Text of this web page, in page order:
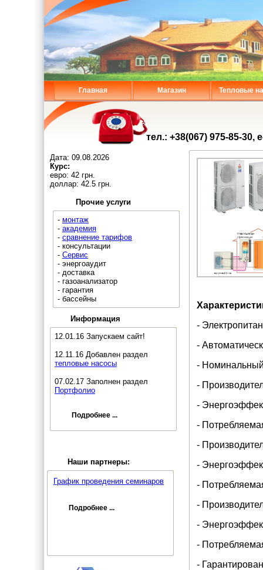
Главная Магазин Тепловые
тел.: +38(067) 975-85-30,
Дата: 09.08.2026
Курс:
евро: 42 грн.
доллар: 42.5 грн.
Прочие услуги
- монтаж
- академия
- сравнение тарифов
- консультации
- Сервис
- энергоаудит
- доставка
- газоанализатор
- гарантия
- бассейны
Информация
12.01.16 Запускаем сайт!
12.11.16 Добавлен раздел
тепловые насосы
07.02.17 Заполнен раздел
Портфолио
Подробнее ...
Наши партнеры:
График проведения семинаров
Подробнее ...
-
-
-
-
-
-
-
-
-
-
-
-
-